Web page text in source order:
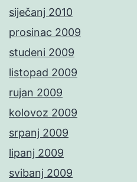
siječanj 2010
prosinac 2009
studeni 2009
listopad 2009
rujan 2009
kolovoz 2009
srpanj 2009
lipanj 2009
svibanj 2009